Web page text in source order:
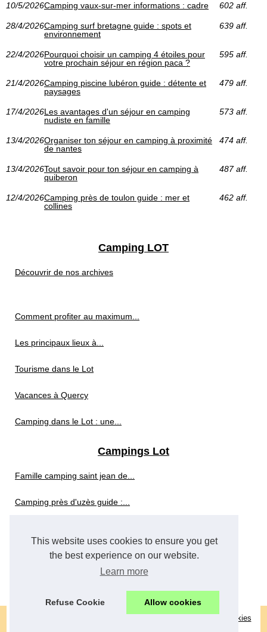
This website uses cookies to ensure you get
the best experience on our website.
Learn more
Refuse Cookie Allow cookies
10/5/2026Camping vaux-sur-mer informations : cadre 602 aff.
28/4/2026Camping surf bretagne guide : spots et
environnement
639 aff.
22/4/2026Pourquoi choisir un camping 4 étoiles pour
votre prochain séjour en région paca ?
595 aff.
21/4/2026Camping piscine lubéron guide : détente et
paysages
479 aff.
17/4/2026Les avantages d'un séjour en camping
nudiste en famille
573 aff.
13/4/2026Organiser ton séjour en camping à proximité
de nantes
474 aff.
13/4/2026Tout savoir pour ton séjour en camping à
quiberon
487 aff.
12/4/2026Camping près de toulon guide : mer et
collines
462 aff.
Camping LOT
Découvrir de nos archives
Comment profiter au maximum...
Les principaux lieux à...
Tourisme dans le Lot
Vacances à Quercy
Camping dans le Lot : une...
Campings Lot
Famille camping saint jean de...
Camping près d'uzès guide :...
Camping surf bretagne guide :...
Cookies